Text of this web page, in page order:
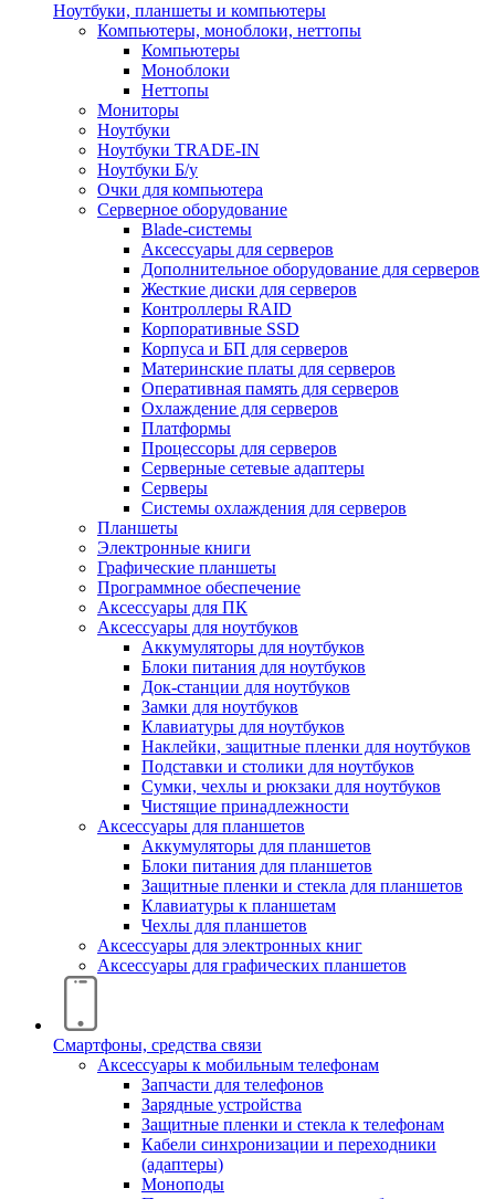
Ноутбуки, планшеты и компьютеры
Компьютеры, моноблоки, неттопы
Компьютеры
Моноблоки
Неттопы
Мониторы
Ноутбуки
Ноутбуки TRADE-IN
Ноутбуки Б/у
Очки для компьютера
Серверное оборудование
Blade-системы
Аксессуары для серверов
Дополнительное оборудование для серверов
Жесткие диски для серверов
Контроллеры RAID
Корпоративные SSD
Корпуса и БП для серверов
Материнские платы для серверов
Оперативная память для серверов
Охлаждение для серверов
Платформы
Процессоры для серверов
Серверные сетевые адаптеры
Серверы
Системы охлаждения для серверов
Планшеты
Электронные книги
Графические планшеты
Программное обеспечение
Аксессуары для ПК
Аксессуары для ноутбуков
Аккумуляторы для ноутбуков
Блоки питания для ноутбуков
Док-станции для ноутбуков
Замки для ноутбуков
Клавиатуры для ноутбуков
Наклейки, защитные пленки для ноутбуков
Подставки и столики для ноутбуков
Сумки, чехлы и рюкзаки для ноутбуков
Чистящие принадлежности
Аксессуары для планшетов
Аккумуляторы для планшетов
Блоки питания для планшетов
Защитные пленки и стекла для планшетов
Клавиатуры к планшетам
Чехлы для планшетов
Аксессуары для электронных книг
Аксессуары для графических планшетов
Смартфоны, средства связи
Аксессуары к мобильным телефонам
Запчасти для телефонов
Зарядные устройства
Защитные пленки и стекла к телефонам
Кабели синхронизации и переходники
(адаптеры)
Моноподы